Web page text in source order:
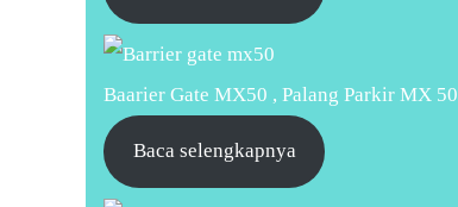
Baarier Gate MX50 , Palang Parkir MX 50
Baca selengkapnya